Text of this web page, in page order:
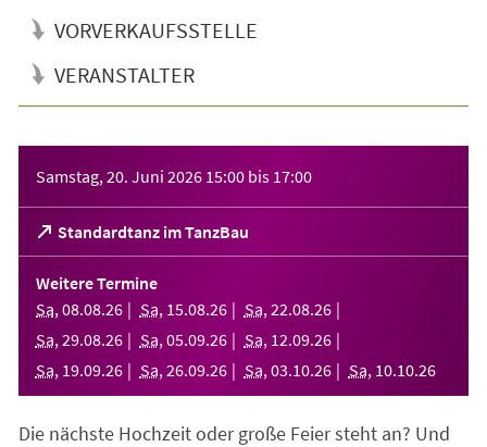
VORVERKAUFSSTELLE
VERANSTALTER
Samstag, 20. Juni 2026 15:00 bis 17:00
Standardtanz im TanzBau
(Öffnet
in
einem
neuen
Tab)
Weitere Termine
Sa, 08.08.26 Sa, 15.08.26 Sa, 22.08.26
Sa, 29.08.26 Sa, 05.09.26 Sa, 12.09.26
Sa, 19.09.26 Sa, 26.09.26 Sa, 03.10.26 Sa, 10.10.26
Die nächste Hochzeit oder große Feier steht an? Und